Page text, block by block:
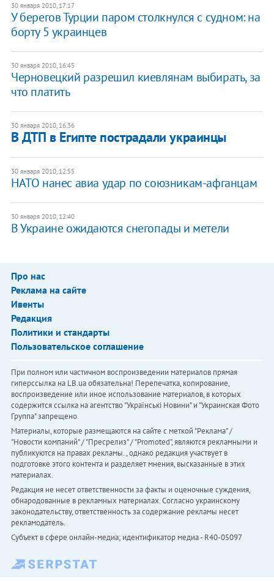
30 января 2010, 17:17
У берегов Турции паром столкнулся с судном: на
борту 5 украинцев
30 января 2010, 16:45
Черновецкий разрешил киевлянам выбирать, за
что платить
30 января 2010, 16:36
В ДТП в Египте пострадали украинцы
30 января 2010, 12:55
НАТО нанес авиа удар по союзникам-афганцам
30 января 2010, 12:40
В Украине ожидаются снегопады и метели
Про нас
Реклама на сайте
Ивенты
Редакция
Политики и стандарты
Пользовательское соглашение
При полном или частичном воспроизведении материалов прямая
гиперссылка на LB.ua обязательна! Перепечатка, копирование,
воспроизведение или иное использование материалов, в которых
содержится ссылка на агентство "Українськi Новини" и "Украинская Фото
Группа" запрещено.
Материалы, которые размещаются на сайте с меткой "Реклама" /
"Новости компаний" / "Пресрелиз" / "Promoted", являются рекламными и
публикуются на правах рекламы. , однако редакция участвует в
подготовке этого контента и разделяет мнения, высказанные в этих
материалах.
Редакция не несет ответственности за факты и оценочные суждения,
обнародованные в рекламных материалах. Согласно украинскому
законодательству, ответственность за содержание рекламы несет
рекламодатель.
Субъект в сфере онлайн-медиа; идентификатор медиа - R40-05097